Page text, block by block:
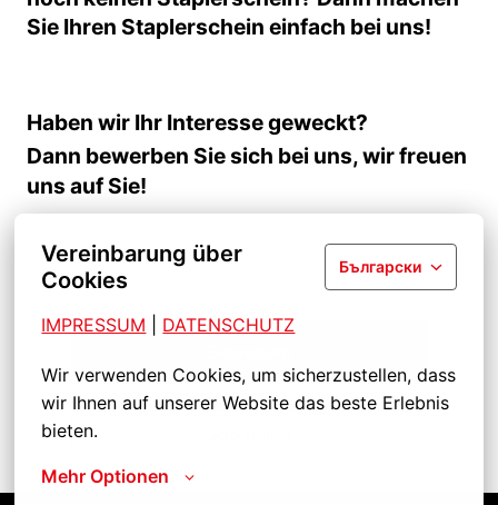
Vereinbarung über
Cookies
Български
IMPRESSUM DATENSCHUTZ
Wir verwenden Cookies, um sicherzustellen, dass
wir Ihnen auf unserer Website das beste Erlebnis
bieten.
Mehr Optionen
Sie Ihren Staplerschein einfach bei uns!
Haben wir Ihr Interesse geweckt?
Dann bewerben Sie sich bei uns, wir freuen
uns auf Sie!